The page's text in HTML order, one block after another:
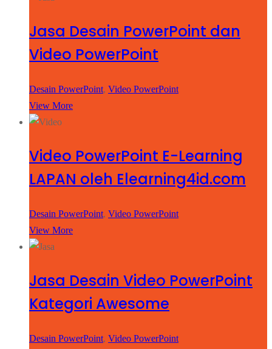
Jasa Desain PowerPoint dan
Video PowerPoint
Desain PowerPoint, Video PowerPoint
View More
Video PowerPoint E-Learning
LAPAN oleh Elearning4id.com
Desain PowerPoint, Video PowerPoint
View More
Jasa Desain Video PowerPoint
Kategori Awesome
Desain PowerPoint, Video PowerPoint